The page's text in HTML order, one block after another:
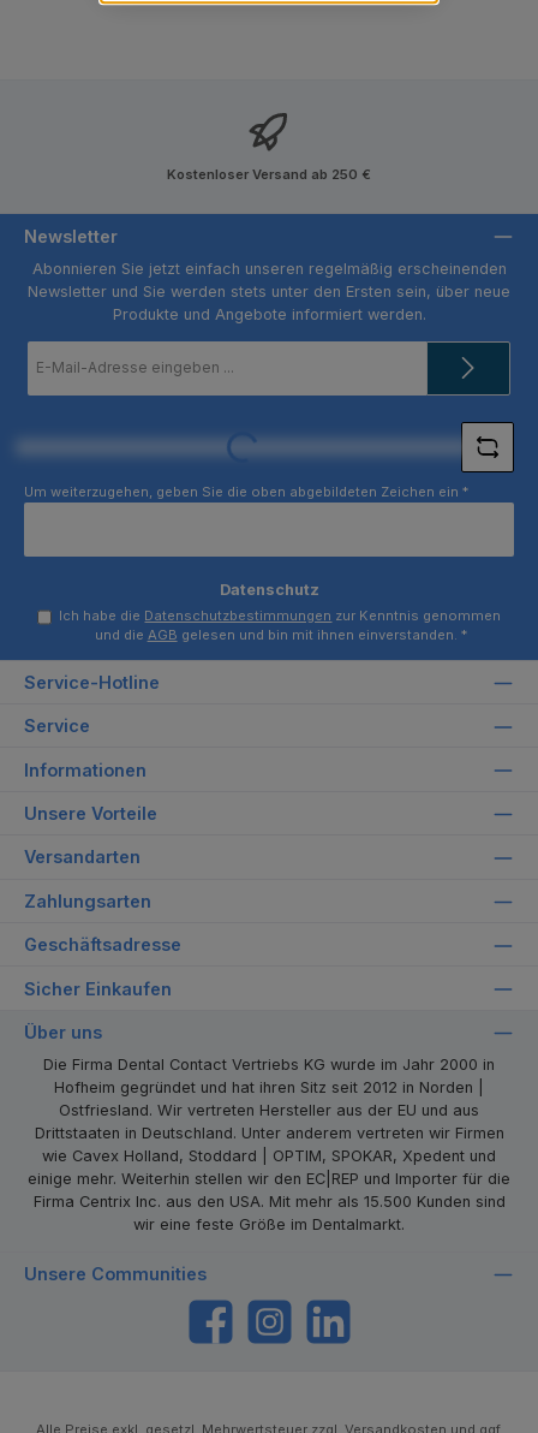
Kostenloser Versand ab 250 €
Newsletter
Abonnieren Sie jetzt einfach unseren regelmäßig erscheinenden
Newsletter und Sie werden stets unter den Ersten sein, über neue
Produkte und Angebote informiert werden.
Mail-
Loading...
Um weiterzugehen, geben Sie die oben abgebildeten Zeichen ein *
Datenschutz
Ich habe die Datenschutzbestimmungen zur Kenntnis genommen
und die AGB gelesen und bin mit ihnen einverstanden. *
Service-Hotline
Service
Informationen
Unsere Vorteile
Versandarten
Zahlungsarten
Geschäftsadresse
Sicher Einkaufen
Über uns
Die Firma Dental Contact Vertriebs KG wurde im Jahr 2000 in
Hofheim gegründet und hat ihren Sitz seit 2012 in Norden |
Ostfriesland. Wir vertreten Hersteller aus der EU und aus
Drittstaaten in Deutschland. Unter anderem vertreten wir Firmen
wie Cavex Holland, Stoddard | OPTIM, SPOKAR, Xpedent und
einige mehr. Weiterhin stellen wir den EC|REP und Importer für die
Firma Centrix Inc. aus den USA. Mit mehr als 15.500 Kunden sind
wir eine feste Größe im Dentalmarkt.
Unsere Communities
https://www.facebook.com/dentalcontact
Instagram
Alle Preise exkl. gesetzl. Mehrwertsteuer zzgl. Versandkosten und ggf.